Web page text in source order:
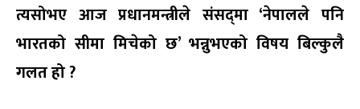
त्यसोभए आज प्रधानमन्त्रीले संसद्‌मा ‘नेपालले पनि
भारतको सीमा मिचेको छ’ भन्नुभएको विषय बिल्कुलै
गलत हो ?